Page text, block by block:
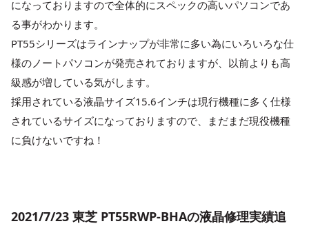
になっておりますので全体的にスペックの高いパソコンであ
る事がわかります。
PT55シリーズはラインナップが非常に多い為にいろいろな仕
様のノートパソコンが発売されておりますが、以前よりも高
級感が増している気がします。
採用されている液晶サイズ15.6インチは現行機種に多く仕様
されているサイズになっておりますので、まだまだ現役機種
に負けないですね！
2021/7/23 東芝 PT55RWP-BHAの液晶修理実績追